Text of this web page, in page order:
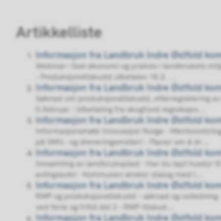
Artikkelliste
Informasjon fra Landbruk Indre Østfold
Webinar: God økonomi og praksis i landbrukets
- Produksjonstilskudd utbetales 18.2. ...
Informasjon fra Landbruk Indre Østfold
Søknad om produksjonstilskudd, etterregistrering
5.februar - Utbetaling fra skogfond regnskaps...
Informasjon fra Landbruk Indre Østfold
Informasjonsmøte Innovasjon Norge -
på SMIL- og dreneringsmidler! - Planer om å dr...
Informasjon fra Landbruk Indre Østfold
Innsamling av landbruksplast - Har du tapt husdyr
avlingssvikt - Kommunen ønsker dialog med l...
Informasjon fra Landbruk Indre Østfold
RMP og produksjonstilskudd – søknad og
ved ferie og fritid del 2 - RMP-tilskud...
Informasjon fra Landbruk Indre Østfold